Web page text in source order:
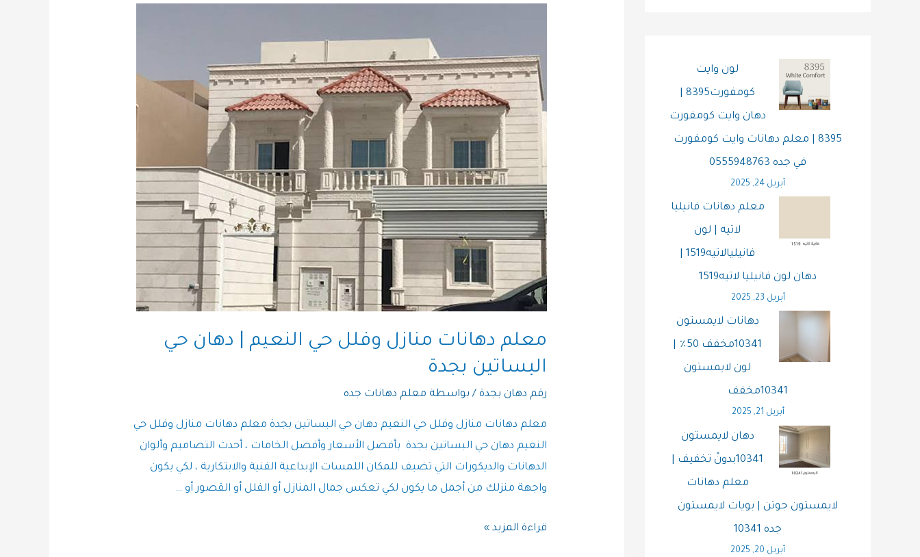
لون وايت
كومفورت8395 |
دهان وايت كومفورت
8395 | معلم دهانات وايت كومفورت
في جده 0555948763
أبريل 24, 2025
معلم دهانات فانيليا
لاتيه | لون
فانيليالاتيه1519 |
دهان لون فانيليا لاتيه1519
أبريل 23, 2025
دهانات لايمستون
10341مخفف 50٪ |
لون لايمستون
10341مخفف
أبريل 21, 2025
دهان لايمستون
10341بدونً تخفيف |
معلم دهانات
لايمستون جوتن | بويات لايمستون
جده 10341
أبريل 20, 2025
معلم دهانات منازل وفلل حي النعيم | دهان حي
البساتين بجدة
رقم دهان بجدة / بواسطة معلم دهانات جده
معلم دهانات منازل وفلل حي النعيم دهان حي البساتين بجدة معلم دهانات منازل وفلل حي
النعيم دهان حي البساتين بجدة بأفضل الأسعار وأفضل الخامات ، أحدث التصاميم وألوان
الدهانات والديكورات التي تضيف للمكان اللمسات الإبداعية الفنية والابتكارية ، لكي يكون
واجهة منزلك من أجمل ما يكون لكي تعكس جمال المنازل أو الفلل أو القصور أو …
معلم
قراءة المزيد »